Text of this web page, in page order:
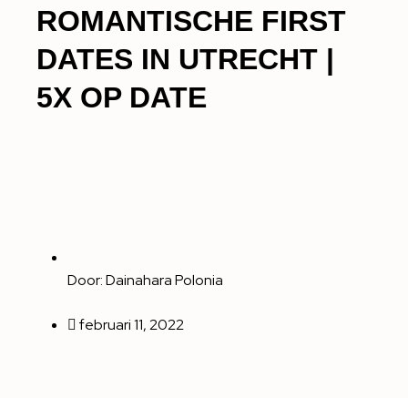
ROMANTISCHE FIRST
DATES IN UTRECHT |
5X OP DATE
Door:Dainahara Polonia
februari 11, 2022